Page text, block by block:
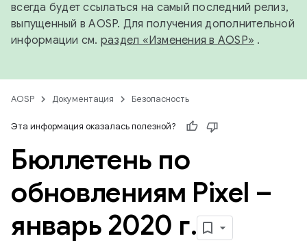
всегда будет ссылаться на самый последний релиз,
выпущенный в AOSP. Для получения дополнительной
информации см. раздел «Изменения в AOSP» .
AOSP Документация Безопасность
Эта информация оказалась полезной?
Бюллетень по
обновлениям Pixel –
январь 2020 г.